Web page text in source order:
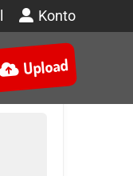
Konto
Upload